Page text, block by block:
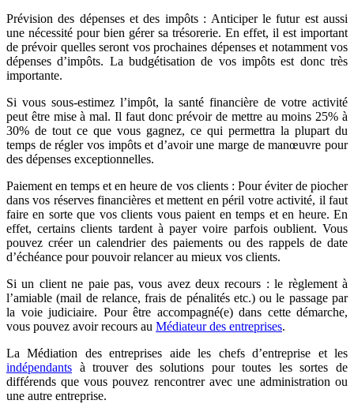
Prévision des dépenses et des impôts : Anticiper le futur est aussi
une nécessité pour bien gérer sa trésorerie. En effet, il est important
de prévoir quelles seront vos prochaines dépenses et notamment vos
dépenses d’impôts. La budgétisation de vos impôts est donc très
importante.
Si vous sous-estimez l’impôt, la santé financière de votre activité
peut être mise à mal. Il faut donc prévoir de mettre au moins 25% à
30% de tout ce que vous gagnez, ce qui permettra la plupart du
temps de régler vos impôts et d’avoir une marge de manœuvre pour
des dépenses exceptionnelles.
Paiement en temps et en heure de vos clients : Pour éviter de piocher
dans vos réserves financières et mettent en péril votre activité, il faut
faire en sorte que vos clients vous paient en temps et en heure. En
effet, certains clients tardent à payer voire parfois oublient. Vous
pouvez créer un calendrier des paiements ou des rappels de date
d’échéance pour pouvoir relancer au mieux vos clients.
Si un client ne paie pas, vous avez deux recours : le règlement à
l’amiable (mail de relance, frais de pénalités etc.) ou le passage par
la voie judiciaire. Pour être accompagné(e) dans cette démarche,
vous pouvez avoir recours au Médiateur des entreprises.
La Médiation des entreprises aide les chefs d’entreprise et les
indépendants à trouver des solutions pour toutes les sortes de
différends que vous pouvez rencontrer avec une administration ou
une autre entreprise.